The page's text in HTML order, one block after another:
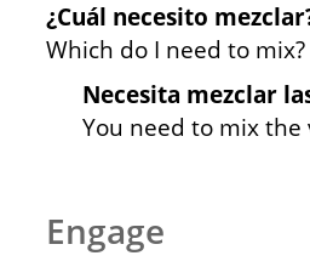
¿Cuál necesito
Which do I need to mix?
Necesita mezclar
You need to mix
Engage